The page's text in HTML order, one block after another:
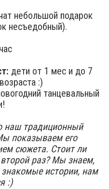
небольшой подарок
несъедобный).
дети от 1 мес и до 7
:)
танцевальный
наш традиционный
показываем его
сюжета. Стоит ли
раз? Мы знаем,
истории, нам
:)